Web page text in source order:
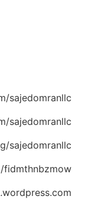
sajedomranllc
sajedomranllc
sajedomranllc
fidmthnbzmow